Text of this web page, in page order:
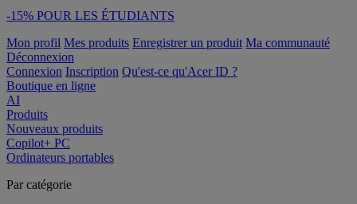
-15% POUR LES ÉTUDIANTS
Mon profil Mes produits Enregistrer un produit Ma communauté
Déconnexion
Connexion Inscription Qu'est-ce qu'Acer ID ?
Boutique en ligne
AI
Produits
Nouveaux produits
Copilot+ PC
Ordinateurs portables
Par catégorie